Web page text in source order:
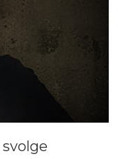
svolge